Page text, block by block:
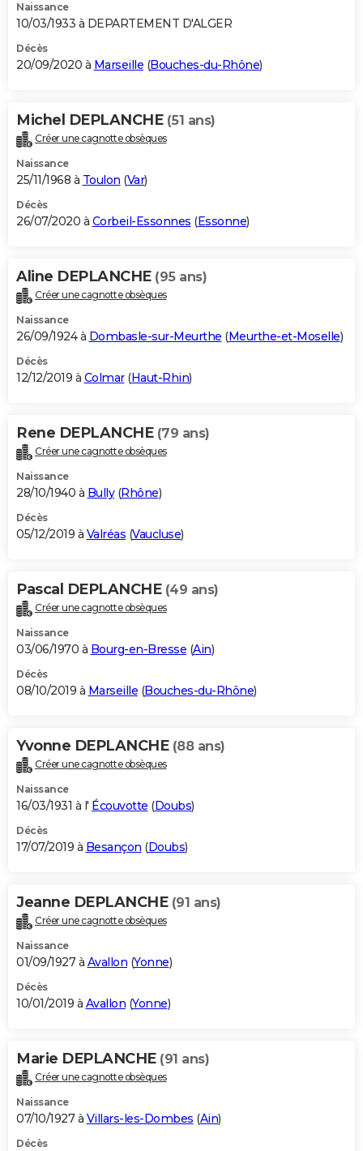
Naissance
10/03/1933 à DEPARTEMENT D'ALGER
Décès
20/09/2020 à Marseille (Bouches-du-Rhône)
Michel DEPLANCHE (51 ans)
Créer une cagnotte obsèques
Naissance
25/11/1968 à Toulon (Var)
Décès
26/07/2020 à Corbeil-Essonnes (Essonne)
Aline DEPLANCHE (95 ans)
Créer une cagnotte obsèques
Naissance
26/09/1924 à Dombasle-sur-Meurthe (Meurthe-et-Moselle)
Décès
12/12/2019 à Colmar(Haut-Rhin)
Rene DEPLANCHE (79 ans)
Créer une cagnotte obsèques
Naissance
28/10/1940 à Bully(Rhône)
Décès
05/12/2019 à Valréas (Vaucluse)
Pascal DEPLANCHE (49 ans)
Créer une cagnotte obsèques
Naissance
03/06/1970 à Bourg-en-Bresse (Ain)
Décès
08/10/2019 à Marseille (Bouches-du-Rhône)
Yvonne DEPLANCHE (88 ans)
Créer une cagnotte obsèques
Naissance
16/03/1931 à l' Écouvotte (Doubs)
Décès
17/07/2019 à Besançon (Doubs)
Jeanne DEPLANCHE (91 ans)
Créer une cagnotte obsèques
Naissance
01/09/1927 à Avallon (Yonne)
Décès
10/01/2019 à Avallon (Yonne)
Marie DEPLANCHE (91 ans)
Créer une cagnotte obsèques
Naissance
07/10/1927 à Villars-les-Dombes (Ain)
Décès